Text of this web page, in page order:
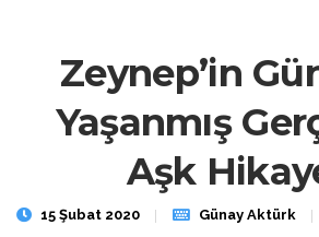
Zeynep’in
Yaşanmış
Aşk
15 Şubat 2020
Günay Aktürk